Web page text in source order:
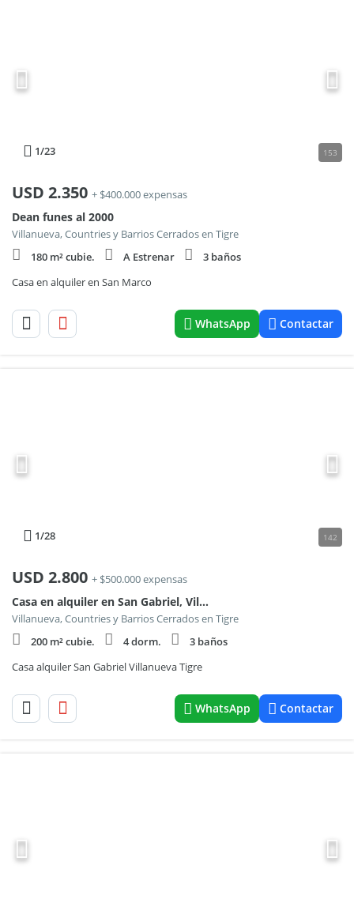
1/23 153
USD 2.350 + $400.000 expensas
Dean funes al 2000
Villanueva, Countries y Barrios Cerrados en Tigre
180 m² cubie.
A Estrenar
3 baños
Casa en alquiler en San Marco
WhatsApp Contactar
1/28 142
USD 2.800 + $500.000 expensas
Casa en alquiler en San Gabriel, Villanueva, Tigre.
Villanueva, Countries y Barrios Cerrados en Tigre
200 m² cubie.
4 dorm.
3 baños
Casa alquiler San Gabriel Villanueva Tigre
WhatsApp Contactar